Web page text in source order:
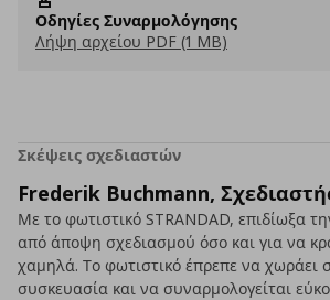
Οδηγίες Συναρμολόγησης
Λήψη αρχείου PDF (1 MB)
Σκέψεις σχεδιαστών
Frederik Buchmann,
Με το φωτιστικό STRANDAD, επιδίωξα
από άποψη σχεδιασμού όσο και για να
χαμηλά. Το φωτιστικό έπρεπε να χωράει
συσκευασία και να συναρμολογείται